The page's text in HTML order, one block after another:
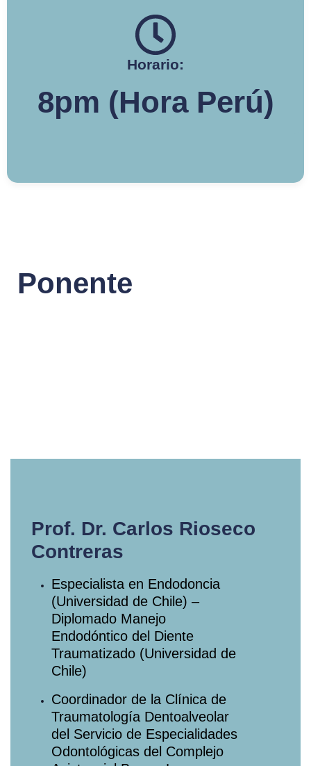
Horario:
8pm (Hora Perú)
Ponente
Prof. Dr. Carlos Rioseco
Contreras
Especialista en Endodoncia
(Universidad de Chile) –
Diplomado Manejo
Endodóntico del Diente
Traumatizado (Universidad de
Chile)
Coordinador de la Clínica de
Traumatología Dentoalveolar
del Servicio de Especialidades
Odontológicas del Complejo